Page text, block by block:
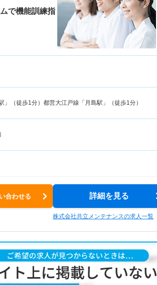
で機能訓練指
」（徒歩1分）都営大江戸線「月島駅」（徒歩1分）
合わせる 詳細を見る
株式会社共立メンテナンスの求人一覧